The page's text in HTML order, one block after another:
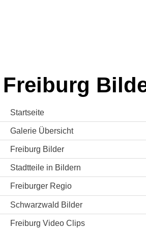
Freiburg
Startseite
Galerie Übersicht
Freiburg Bilder
Stadtteile in Bildern
Freiburger Regio
Schwarzwald Bilder
Freiburg Video Clips